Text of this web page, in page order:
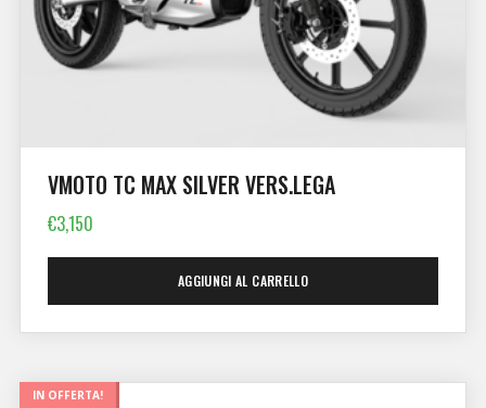
VMOTO TC MAX SILVER VERS.LEGA
€3,150
AGGIUNGI AL CARRELLO
IN OFFERTA!